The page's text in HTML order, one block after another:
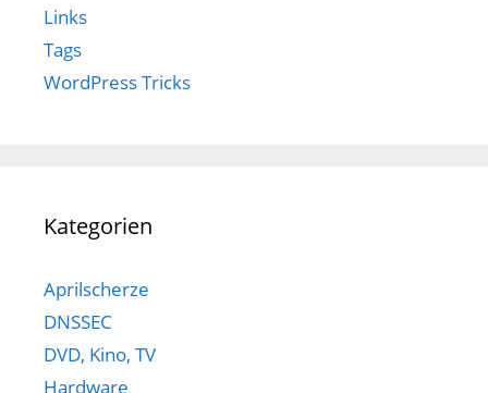
Links
Tags
WordPress Tricks
Kategorien
Aprilscherze
DNSSEC
DVD, Kino, TV
Hardware